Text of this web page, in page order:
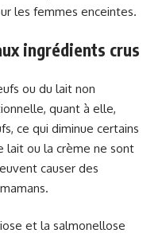
les femmes enceintes.
ingrédients crus
ou du lait non
quant à elle,
ce qui diminue certains
lait ou la crème ne sont
causer des
et la salmonellose